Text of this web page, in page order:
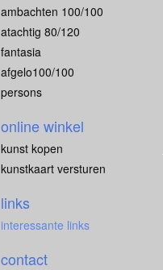
ambachten 100/100
atachtig 80/120
fantasia
afgelo100/100
persons
online winkel
kunst kopen
kunstkaart versturen
links
interessante links
contact